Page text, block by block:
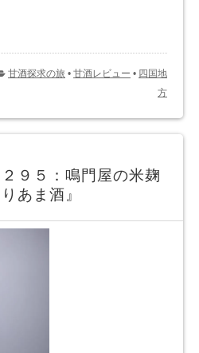
甘酒探求の旅 • 甘酒レビュー • 四国地
方
９５：鳴門屋の米麹
あま酒』